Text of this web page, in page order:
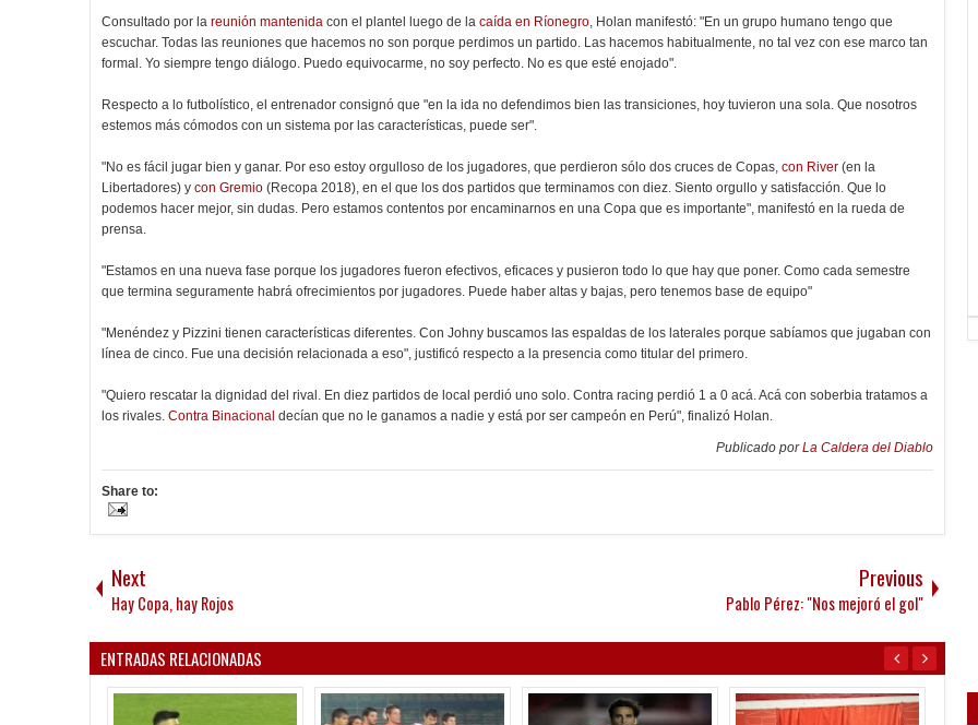
Consultado por la reunión mantenida con el plantel luego de la caída en Ríonegro, Holan manifestó: "En un grupo humano tengo que
escuchar. Todas las reuniones que hacemos no son porque perdimos un partido. Las hacemos habitualmente, no tal vez con ese marco tan
formal. Yo siempre tengo diálogo. Puedo equivocarme, no soy perfecto. No es que esté enojado".
Respecto a lo futbolístico, el entrenador consignó que "en la ida no defendimos bien las transiciones, hoy tuvieron una sola. Que nosotros
estemos más cómodos con un sistema por las características, puede ser".
"No es fácil jugar bien y ganar. Por eso estoy orgulloso de los jugadores, que perdieron sólo dos cruces de Copas, con River (en la
Libertadores) y con Gremio (Recopa 2018), en el que los dos partidos que terminamos con diez. Siento orgullo y satisfacción. Que lo
podemos hacer mejor, sin dudas. Pero estamos contentos por encaminarnos en una Copa que es importante", manifestó en la rueda de
prensa.
"Estamos en una nueva fase porque los jugadores fueron efectivos, eficaces y pusieron todo lo que hay que poner. Como cada semestre
que termina seguramente habrá ofrecimientos por jugadores. Puede haber altas y bajas, pero tenemos base de equipo"
"Menéndez y Pizzini tienen características diferentes. Con Johny buscamos las espaldas de los laterales porque sabíamos que jugaban con
línea de cinco. Fue una decisión relacionada a eso", justificó respecto a la presencia como titular del primero.
"Quiero rescatar la dignidad del rival. En diez partidos de local perdió uno solo. Contra racing perdió 1 a 0 acá. Acá con soberbia tratamos a
los rivales. Contra Binacional decían que no le ganamos a nadie y está por ser campeón en Perú", finalizó Holan.
Publicado porLa Caldera del Diablo
Share to:
Next
Hay Copa, hay Rojos
Previous
Pablo Pérez: "Nos mejoró el gol"
ENTRADAS RELACIONADAS